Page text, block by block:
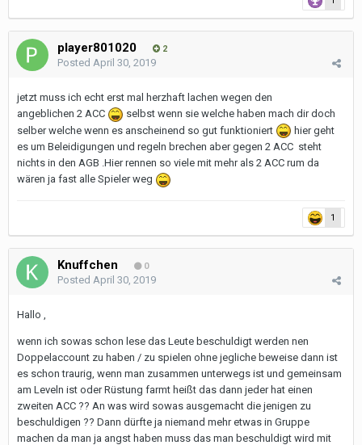
player801020 2
Posted April 30, 2019
jetzt muss ich echt erst mal herzhaft lachen wegen den
angeblichen 2 ACC
selbst wenn sie welche haben mach dir doch
selber welche wenn es anscheinend so gut funktioniert
hier geht
es um Beleidigungen und regeln brechen aber gegen 2 ACC steht
nichts in den AGB .Hier rennen so viele mit mehr als 2 ACC rum da
wären ja fast alle Spieler weg
1
Knuffchen 0
Posted April 30, 2019
Hallo ,
wenn ich sowas schon lese das Leute beschuldigt werden nen
Doppelaccount zu haben / zu spielen ohne jegliche beweise dann ist
es schon traurig, wenn man zusammen unterwegs ist und gemeinsam
am Leveln ist oder Rüstung farmt heißt das dann jeder hat einen
zweiten ACC ?? An was wird sowas ausgemacht die jenigen zu
beschuldigen ?? Dann dürfte ja niemand mehr etwas in Gruppe
machen da man ja angst haben muss das man beschuldigt wird mit